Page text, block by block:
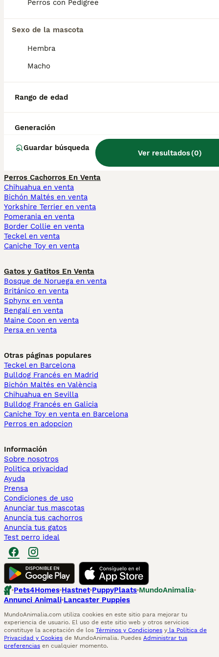
Perros con Pedigree
Sexo de la mascota
Hembra
Macho
Rango de edad
Generación
Guardar búsqueda
Ver resultados(0)
distante con los extraños, pero afectuoso
¿Qué significa Sloughi?
¿Es el sloughi un galgo
Perros Cachorros En Venta
Chihuahua en venta
Bichón Maltés en venta
Yorkshire Terrier en venta
Pomerania en venta
Border Collie en venta
Teckel en venta
Caniche Toy en venta
Gatos y Gatitos En Venta
Bosque de Noruega en venta
Británico en venta
Sphynx en venta
Bengalí en venta
Maine Coon en venta
Persa en venta
Otras páginas populares
Teckel en Barcelona
Bulldog Francés en Madrid
Bichón Maltés en València
Chihuahua en Sevilla
Bulldog Francés en Galicia
Caniche Toy en venta en Barcelona
Perros en adopcion
Información
Sobre nosotros
Politica privacidad
Ayuda
Prensa
Condiciones de uso
Anunciar tus mascotas
Anuncia tus cachorros
Anuncia tus gatos
Test perro ideal
Pets4Homes Hastnet PuppyPlaats MundoAnimalia
Annunci Animali Lancaster Puppies
MundoAnimalia.com utiliza cookies en este sitio para mejorar tu
experiencia de usuario. El uso de este sitio web y otros servicios
constituye la aceptación de los Términos y Condiciones y la Política de
Privacidad y Cookies de MundoAnimalia. Puedes Administrar tus
preferencias en cualquier momento.